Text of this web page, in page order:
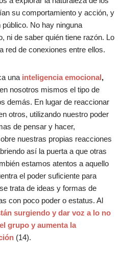
su comportamiento y acción, y
No hay ninguna
ni de saber quién tiene razón. Lo
red de conexiones entre ellos.
una inteligencia emocional,
nosotros mismos el tipo de
demás. En lugar de reaccionar
otros, utilizando nuestro poder
de pensar y hacer,
nuestras propias reacciones
así la puerta a que otras
estamos atentos a aquello
el poder suficiente para
trata de ideas y formas de
con poco poder o estatus. Al
surgiendo y dar voz a lo no
grupo y aumenta la
(14).